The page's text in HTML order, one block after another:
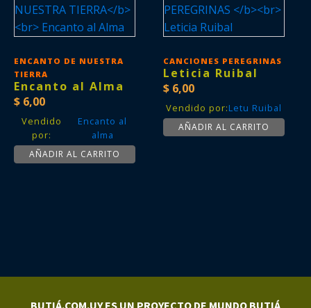
ENCANTO DE NUESTRA
TIERRA
Encanto al Alma
$ 6,00
Vendido
por:
Encanto al
alma
AÑADIR AL CARRITO
CANCIONES PEREGRINAS
Leticia Ruibal
$ 6,00
Vendido por:Letu Ruibal
AÑADIR AL CARRITO
BUTIÁ.COM.UY ES UN PROYECTO DE MUNDO BUTIÁ